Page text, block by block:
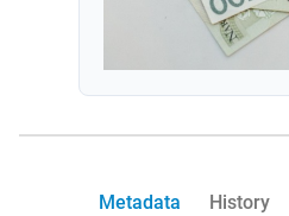
Metadata History